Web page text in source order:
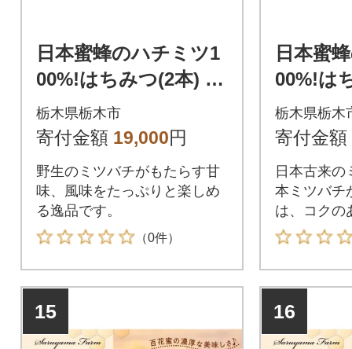
日本蜜蜂のハチミツ1
00%!はちみつ(2本) 高
級 自然食品 無添加 ニ
ホンミツバチ
栃木県栃木市
寄付金額 19,000円
野生のミツバチがもたらす甘
味、風味をたっぷりと楽しめ
る逸品です。
（0件）
日本蜜
00%!は
栃木県栃木
寄付金額
日本古来の
本ミツバチ
は、コクの
独特な風味
15 16